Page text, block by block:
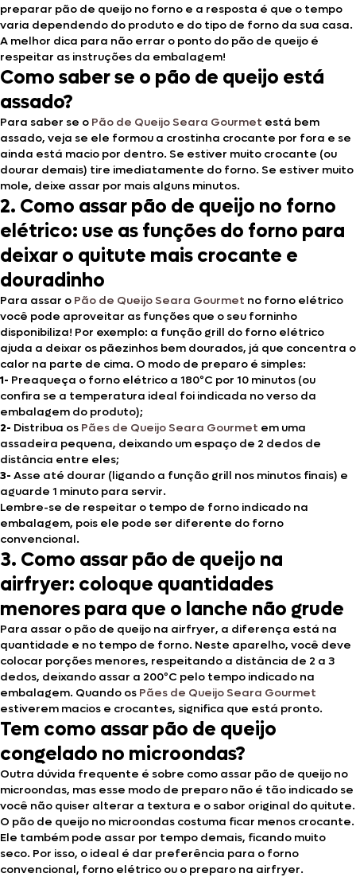
preparar pão de queijo no forno e a resposta é que o tempo
varia dependendo do produto e do tipo de forno da sua casa.
A melhor dica para não errar o ponto do pão de queijo é
respeitar as instruções da embalagem!
Como saber se o pão de queijo está
assado?
Para saber se o Pão de Queijo Seara Gourmet está bem
assado, veja se ele formou a crostinha crocante por fora e se
ainda está macio por dentro. Se estiver muito crocante (ou
dourar demais) tire imediatamente do forno. Se estiver muito
mole, deixe assar por mais alguns minutos.
2. Como assar pão de queijo no forno
elétrico: use as funções do forno para
deixar o quitute mais crocante e
douradinho
Para assar o Pão de Queijo Seara Gourmet no forno elétrico
você pode aproveitar as funções que o seu forninho
disponibiliza! Por exemplo: a função grill do forno elétrico
ajuda a deixar os pãezinhos bem dourados, já que concentra o
calor na parte de cima. O modo de preparo é simples:
1- Preaqueça o forno elétrico a 180ºC por 10 minutos (ou
confira se a temperatura ideal foi indicada no verso da
embalagem do produto);
2- Distribua os Pães de Queijo Seara Gourmet em uma
assadeira pequena, deixando um espaço de 2 dedos de
distância entre eles;
3- Asse até dourar (ligando a função grill nos minutos finais) e
aguarde 1 minuto para servir.
Lembre-se de respeitar o tempo de forno indicado na
embalagem, pois ele pode ser diferente do forno
convencional.
3. Como assar pão de queijo na
airfryer: coloque quantidades
menores para que o lanche não grude
Para assar o pão de queijo na airfryer, a diferença está na
quantidade e no tempo de forno. Neste aparelho, você deve
colocar porções menores, respeitando a distância de 2 a 3
dedos, deixando assar a 200ºC pelo tempo indicado na
embalagem. Quando os Pães de Queijo Seara Gourmet
estiverem macios e crocantes, significa que está pronto.
Tem como assar pão de queijo
congelado no microondas?
Outra dúvida frequente é sobre como assar pão de queijo no
microondas, mas esse modo de preparo não é tão indicado se
você não quiser alterar a textura e o sabor original do quitute.
O pão de queijo no microondas costuma ficar menos crocante.
Ele também pode assar por tempo demais, ficando muito
seco. Por isso, o ideal é dar preferência para o forno
convencional, forno elétrico ou o preparo na airfryer.